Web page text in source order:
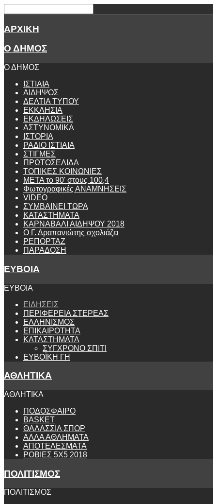
ΑΡΧΙΚΗ
Ο ΔΗΜΟΣ
Ο ΔΗΜΟΣ
ΙΣΤΙΑΙΑ
ΑΙΔΗΨΟΣ
ΔΕΛΤΙΑ ΤΥΠΟΥ
ΕΚΚΛΗΣΙΑ
ΕΚΔΗΛΩΣΕΙΣ
ΑΣΤΥΝΟΜΙΚΑ
ΙΣΤΟΡΙΑ
ΡΑΔΙΟ ΙΣΤΙΑΙΑ
ΣΤΙΓΜΕΣ
ΠΡΩΤΟΣΕΛΙΔΑ
ΤΟΠΙΚΕΣ ΚΟΙΝΩΝΙΕΣ
ΜΕΤΑ το 90' στους 100,4
Φωτογραφικές ΑΝΑΜΝΗΣΕΙΣ
VIDEO
ΣΥΜΒΑΙΝΕΙ ΤΩΡΑ
ΚΑΤΑΣΤΗΜΑΤΑ
ΚΑΡΝΑΒΑΛΙ ΑΙΔΗΨΟΥ 2018
Ο Γ. Δραπανιώτης σχολιάζει
ΡΕΠΟΡΤΑΖ
ΠΑΡΑΔΟΣΗ
ΕΥΒΟΙΑ
ΕΥΒΟΙΑ
ΕΙΔΗΣΕΙΣ
ΠΕΡΙΦΕΡΕΙΑ ΣΤΕΡΕΑΣ
ΕΛΛΗΝΙΣΜΟΣ
ΕΠΙΚΑΙΡΟΤΗΤΑ
ΚΑΤΑΣΤΗΜΑΤΑ
ΣΥΓΧΡΟΝΟ ΣΠΙΤΙ
ΕΥΒΟΪΚΗ ΓΗ
ΑΘΛΗΤΙΚΑ
ΑΘΛΗΤΙΚΑ
ΠΟΔΟΣΦΑΙΡΟ
BASKET
ΘΑΛΑΣΣΙΑ ΣΠΟΡ
ΑΛΛΑ ΑΘΛΗΜΑΤΑ
ΑΠΟΤΕΛΕΣΜΑΤΑ
ΡΟΒΙΕΣ 5Χ5 2018
ΠΟΛΙΤΙΣΜΟΣ
ΠΟΛΙΤΙΣΜΟΣ